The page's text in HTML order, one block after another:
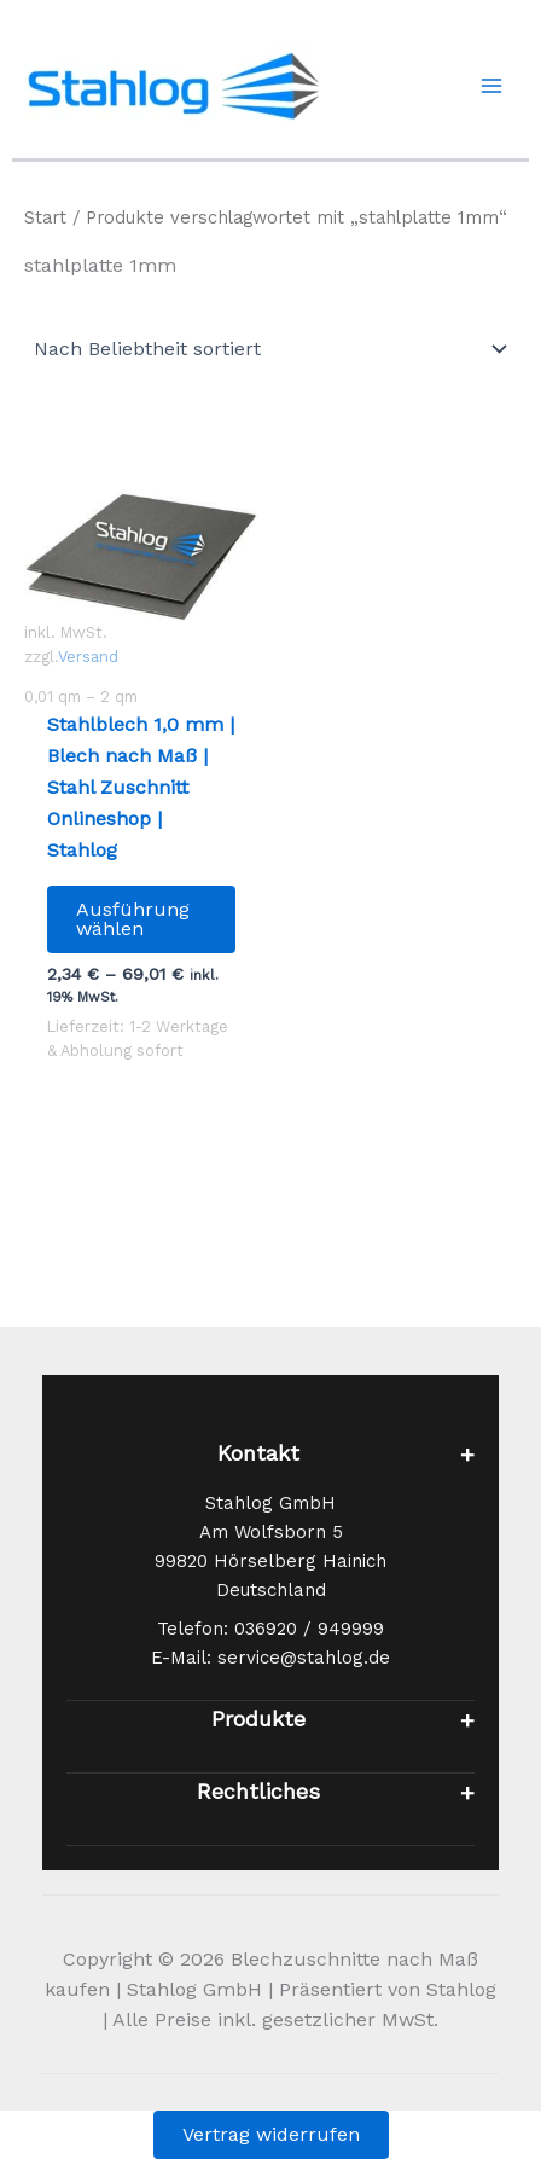
springen
Start / Produkte verschlagwortet mit „stahlplatte 1mm“
stahlplatte 1mm
inkl. MwSt.
zzgl.Versand
0,01 qm – 2 qm
Stahlblech 1,0 mm |
Blech nach Maß |
Stahl Zuschnitt
Onlineshop |
Stahlog
Ausführung
wählen
Dieses
weist
2,34€ –69,01€ inkl.
19% MwSt.
Lieferzeit: 1-2 Werktage
& Abholung sofort
Kontakt
Stahlog GmbH
Am Wolfsborn 5
99820 Hörselberg Hainich
Deutschland
Telefon: 036920 / 949999
E-Mail: service@stahlog.de
Produkte
Rechtliches
Copyright © 2026 Blechzuschnitte nach Maß
kaufen | Stahlog GmbH | Präsentiert von Stahlog
| Alle Preise inkl. gesetzlicher MwSt.
Vertrag widerrufen